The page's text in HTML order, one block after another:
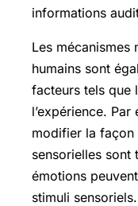
informations
Les mécanismes
humains sont
facteurs tels que
l’expérience. Par
modifier la
sensorielles sont
émotions
stimuli